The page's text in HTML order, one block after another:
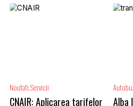
Noutati Servicii
CNAIR: Aplicarea tarifelor
Alba